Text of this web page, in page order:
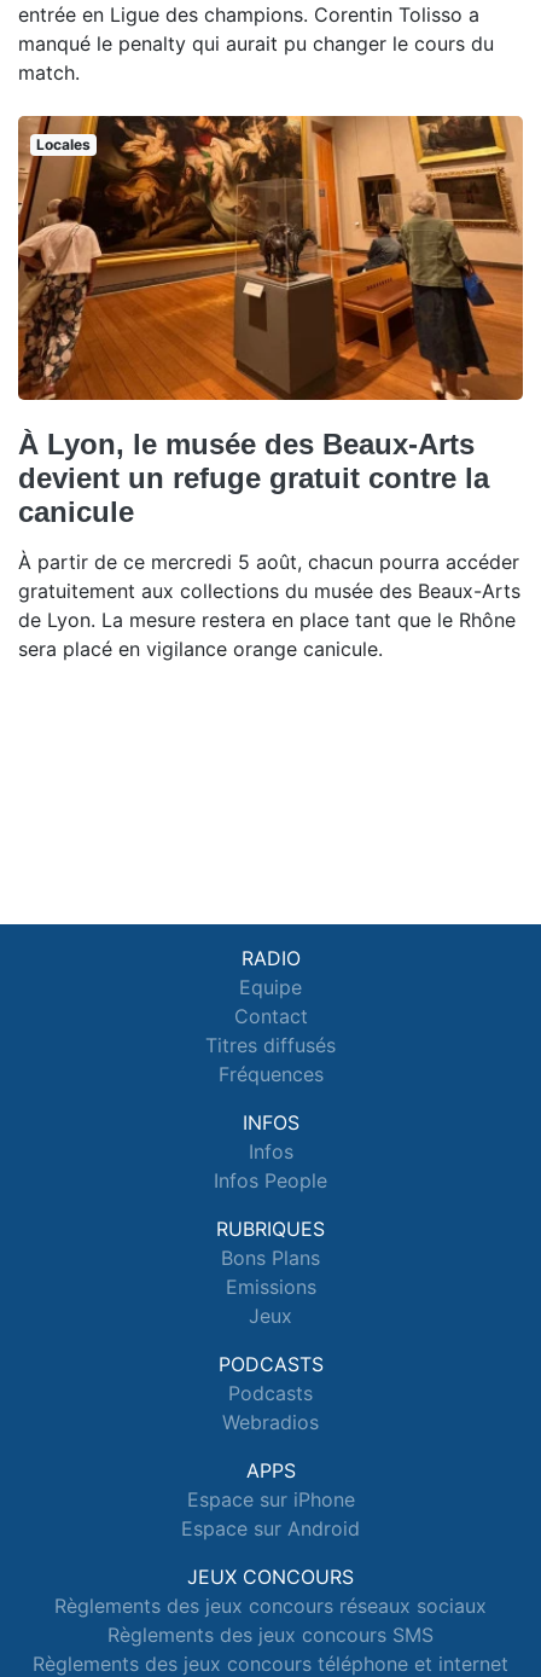
entrée en Ligue des champions. Corentin Tolisso a
manqué le penalty qui aurait pu changer le cours du
match.
Locales
À Lyon, le musée des Beaux-Arts
devient un refuge gratuit contre la
canicule
À partir de ce mercredi 5 août, chacun pourra accéder
gratuitement aux collections du musée des Beaux-Arts
de Lyon. La mesure restera en place tant que le Rhône
sera placé en vigilance orange canicule.
RADIO
Equipe
Contact
Titres diffusés
Fréquences
INFOS
Infos
Infos People
RUBRIQUES
Bons Plans
Emissions
Jeux
PODCASTS
Podcasts
Webradios
APPS
Espace sur iPhone
Espace sur Android
JEUX CONCOURS
Règlements des jeux concours réseaux sociaux
Règlements des jeux concours SMS
Règlements des jeux concours téléphone et internet